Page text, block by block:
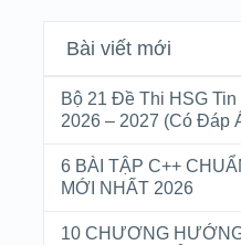
Bài viết mới
Bộ 21 Đề Thi HSG
2026 – 2027 (Có Đáp
6 BÀI TẬP C++
MỚI NHẤT 2026
10 CHƯƠNG